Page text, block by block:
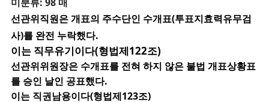
선관위직원은 개표의 주수단인 수개표(투표지효력유무검
사)를 완전 누락했다.
이는 직무유기이다(형법제122조)
선관위위원장은 수개표를 전혀 하지 않은 불법 개표상황표
를 승인 날인 공표했다.
이는 직권남용이다(형법제123조)